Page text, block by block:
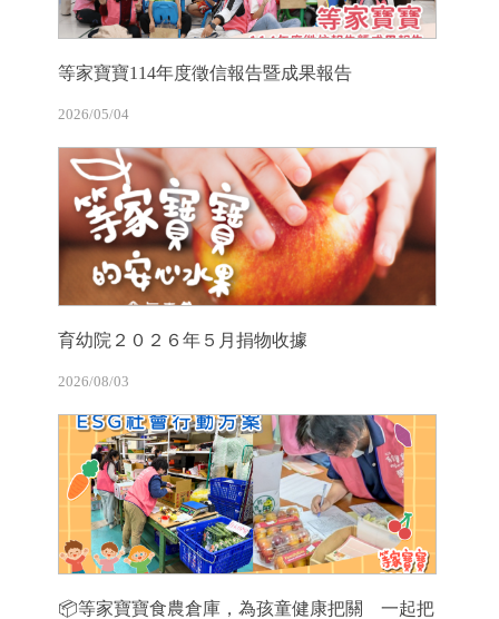
等家寶寶114年度徵信報告暨成果報告
2026/05/04
育幼院２０２６年５月捐物收據
2026/08/03
📦等家寶寶食農倉庫，為孩童健康把關 一起把